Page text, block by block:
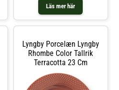
Läs mer här
Lyngby Porcelæn Lyngby
Rhombe Color Tallrik
Terracotta 23 Cm